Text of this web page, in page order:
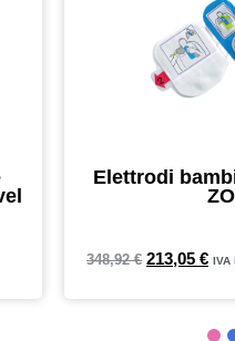
Elettrodi
348,92€ 213,05 € IVA